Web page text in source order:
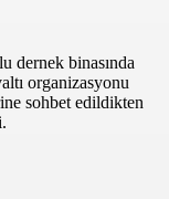
dernek binasında
organizasyonu
sohbet edildikten